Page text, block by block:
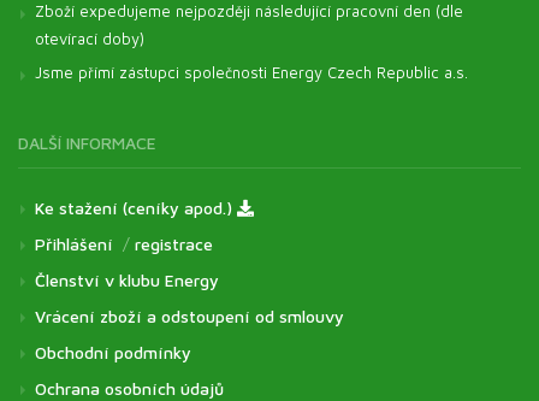
Zboží expedujeme nejpozději následující pracovní den (dle
otevírací doby)
Jsme přímí zástupci společnosti Energy Czech Republic a.s.
DALŠÍ INFORMACE
Ke stažení (ceníky apod.)
Přihlášení / registrace
Členství v klubu Energy
Vrácení zboží a odstoupení od smlouvy
Obchodní podmínky
Ochrana osobních údajů